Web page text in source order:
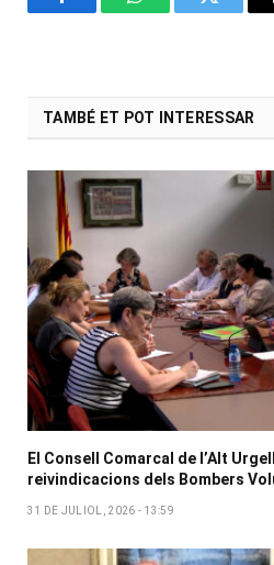
FacebookWhatsAppTwitter
TAMBÉ ET POT INTERESSAR
El Consell Comarcal de l’Alt
reivindicacions dels Bombers
31 DE JULIOL, 2026 - 13:59